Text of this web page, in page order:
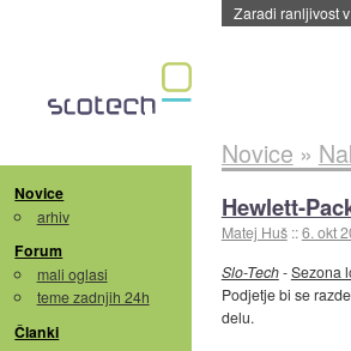
Zaradi ranljivost
Novice
arhiv
Forum
mali oglasi
teme zadnjih 24h
Članki
Novice »
Hewlett-
Matej Huš ::6. okt
Slo-Tech-Sezona
Podjetje bi se
delu.